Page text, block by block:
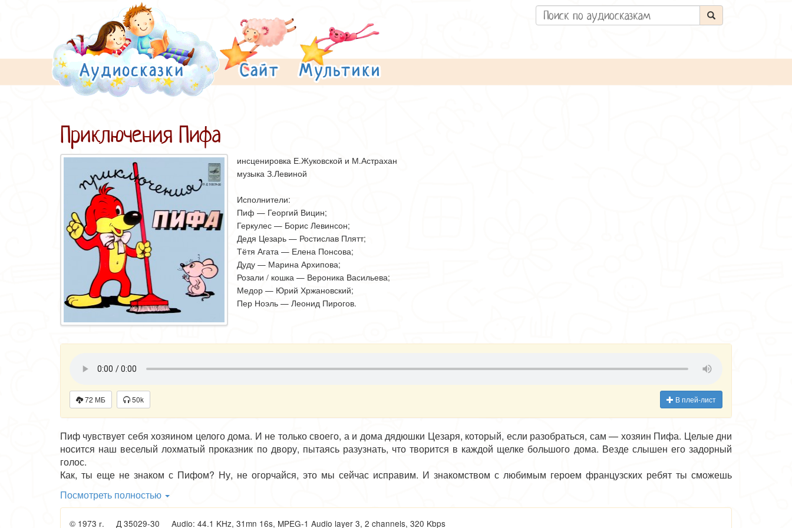
Приключения Пифа
инсценировка Е.Жуковской и М.Астрахан
музыка З.Левиной
Исполнители:
Пиф — Георгий Вицин;
Геркулес — Борис Левинсон;
Дедя Цезарь — Ростислав Плятт;
Тётя Агата — Елена Понсова;
Дуду — Марина Архипова;
Розали / кошка — Вероника Васильева;
Медор — Юрий Хржановский;
Пер Ноэль — Леонид Пирогов.
72 МБ 50k В плей-лист
Пиф чувствует себя хозяином целого дома. И не только своего, а и дома дядюшки Цезаря, который, если разобраться, сам — хозяин Пифа. Целые дни
носится наш веселый лохматый проказник по двору, пытаясь разузнать, что творится в каждой щелке большого дома. Везде слышен его задорный
голос.
Как, ты еще не знаком с Пифом? Ну, не огорчайся, это мы сейчас исправим. И знакомством с любимым героем французских ребят ты сможешь
Впервые Пиф появился на страницах газеты французских коммунистов «Юманите». Очень скоро «страничка Пифа» стала популярной среди малышей
и взрослых не только Франции, но и многих других стран.
Посмотреть полностью
© 1973 г. Д 35029-30 Audio: 44.1 KHz, 31mn 16s, MPEG-1 Audio layer 3, 2 channels, 320 Kbps